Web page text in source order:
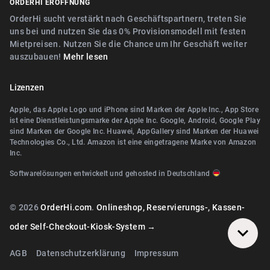
Nähe Fürth
Nähe Zirndorf
Nähe Lauf an der Pegnitz
Nähe Wallerstein
Nähe Wendelstein
Nähe Herzogenaurach
Nähe Roth
Nähe Nittendorf
Nähe Teublitz
Nähe Bayreuth
Nähe Erlangen
Nähe Landshut Altdorf
Nähe Wallerstein
Nähe Pegnitz
Nähe Teublitz
Nähe Bayreuth
Nähe Bamberg
Nähe Würzburg
Nähe Wiesentheid
ORDERHI ERÖFFNUNG
OrderHi sucht verstärkt nach Geschäftspartnern, treten Sie
uns bei und nutzen Sie das 0% Provisionsmodell mit festen
Mietpreisen. Nutzen Sie die Chance um Ihr Geschäft weiter
auszubauen! Mehr lesen
Lizenzen
Apple, das Apple Logo und iPhone sind Marken der Apple Inc., App Store
ist eine Dienstleistungsmarke der Apple Inc. Google, Android, Google Play
sind Marken der Google Inc. Huawei, AppGallery sind Marken der Huawei
Technologies Co., Ltd. Amazon ist eine eingetragene Marke von Amazon
Inc.
Softwarelösungen entwickelt und gehosted in Deutschland
© 2026OrderHi.com.Onlineshop, Reservierungs-, Kassen-
oder Self-Checkout-Kiosk-System →
AGB Datenschutzerklärung Impressum